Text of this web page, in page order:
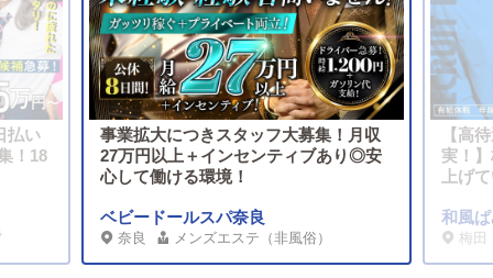
払い
！18
事業拡大につきスタッフ大募集！月収
27万円以上＋インセンティブあり◎安
心して働ける環境！
ベビードールスパ奈良
奈良 メンズエステ（非風俗）
【高
実！
上げ
和風
梅田